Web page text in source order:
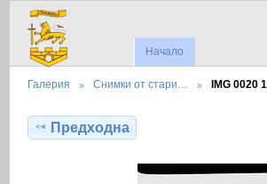
Начало
Галерия Снимки от стари… IMG 0020 1
Предходна